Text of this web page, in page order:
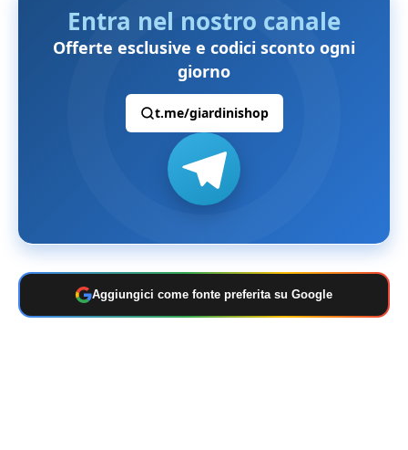
Entra nel nostro canale
Offerte esclusive e codici sconto ogni
giorno
t.me/giardinishop
Aggiungici come fonte preferita su Google